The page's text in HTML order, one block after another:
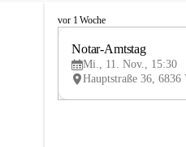
V
vor 1 Woche
Notar-Amtstag
Mi., 11. Nov., 15:30